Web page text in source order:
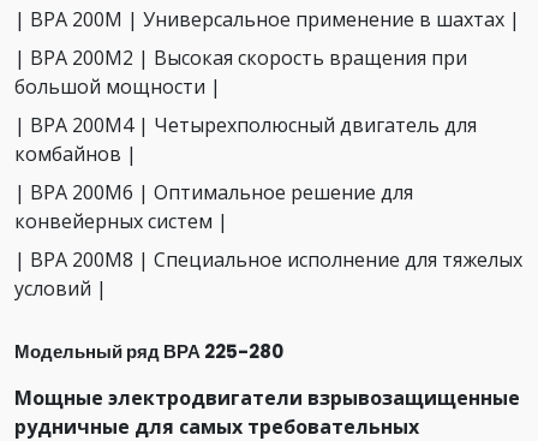
| ВРА 200М | Универсальное применение в шахтах |
| ВРА 200М2 | Высокая скорость вращения при
большой мощности |
| ВРА 200М4 | Четырехполюсный двигатель для
комбайнов |
| ВРА 200М6 | Оптимальное решение для
конвейерных систем |
| ВРА 200М8 | Специальное исполнение для тяжелых
условий |
Модельный ряд ВРА 225-280
Мощные электродвигатели взрывозащищенные
рудничные для самых требовательных